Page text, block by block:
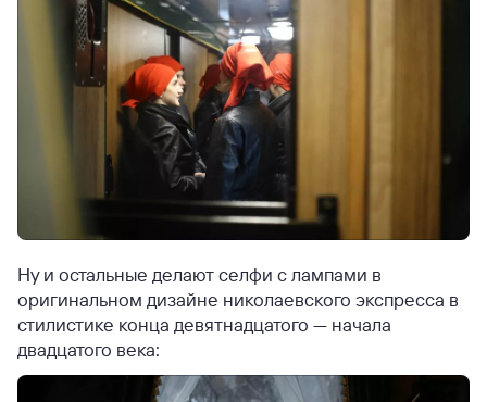
Ну и остальные делают селфи с лампами в
оригинальном дизайне николаевского экспресса в
стилистике конца девятнадцатого — начала
двадцатого века: